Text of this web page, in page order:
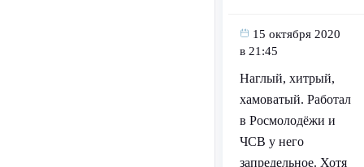
15 октября 2020
в 21:45
Наглый, хитрый,
хамоватый. Работал
в Росмолодёжи и
ЧСВ у него
запредельное. Хотя